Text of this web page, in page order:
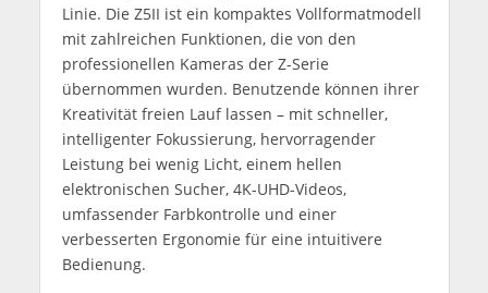
Linie. Die Z5II ist ein kompaktes Vollformatmodell
mit zahlreichen Funktionen, die von den
professionellen Kameras der Z-Serie
übernommen wurden. Benutzende können ihrer
Kreativität freien Lauf lassen – mit schneller,
intelligenter Fokussierung, hervorragender
Leistung bei wenig Licht, einem hellen
elektronischen Sucher, 4K-UHD-Videos,
umfassender Farbkontrolle und einer
verbesserten Ergonomie für eine intuitivere
Bedienung.